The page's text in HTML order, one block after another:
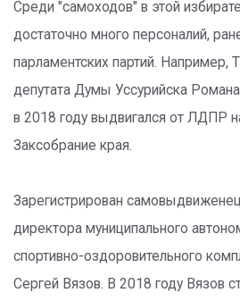
Среди "самоходов" в этой
достаточно много персоналий,
парламентских партий. Например,
депутата Думы Уссурийска
в 2018 году выдвигался от ЛДПР
Заксобрание края.
Зарегистрирован
директора муниципального
спортивно-оздоровительного
Сергей Вязов. В 2018 году Вязов